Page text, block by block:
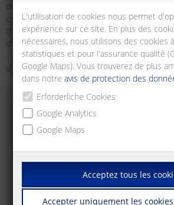
des atouts décisifs pour vos applications
conception, la confection et lors de la
d’une excellente ligne de transmission
d’un appareil au paysage TI en passant par le
– et ceci indépendamment du fait que des
d’autres produits soient utilisés.
L'utilisation de cookies nous permet
expérience sur ce site. En plus des
nécessaires, nous utilisons des cookies
statistiques et pour l'assurance qualité
Google Maps). Vous trouverez de plus
dans notreavis de protection des
Erforderliche Cookies
Google Analytics
Google Maps
Acceptez tous les
Accepter uniquement les